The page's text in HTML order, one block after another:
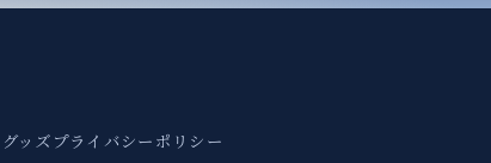
グッズ プライバシーポリシー